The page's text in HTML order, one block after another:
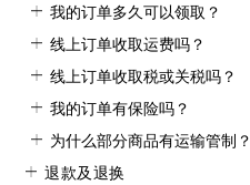
我的订单多久可以领取？
线上订单收取运费吗？
线上订单收取税或关税吗？
我的订单有保险吗？
为什么部分商品有运输管制？
退款及退换